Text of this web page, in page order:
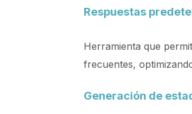
Respuestas
Herramienta que
frecuentes,
Generación de